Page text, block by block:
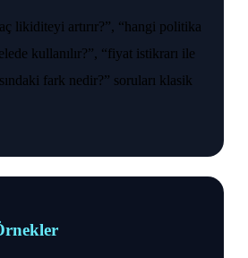
likiditeyi artırır?”, “hangi politika
kullanılır?”, “fiyat istikrarı ile
fark nedir?” soruları klasik